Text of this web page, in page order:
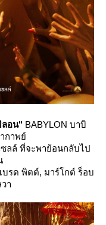
อน"BABYLON บาบิ
กาพย์
ซลล์ ที่จะพาย้อนกลับไป
รด พิตต์, มาร์โกต์ ร็อบ
า